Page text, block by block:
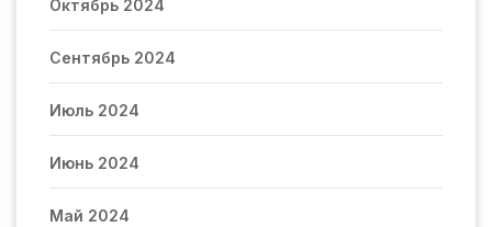
Октябрь 2024
Сентябрь 2024
Июль 2024
Июнь 2024
Май 2024